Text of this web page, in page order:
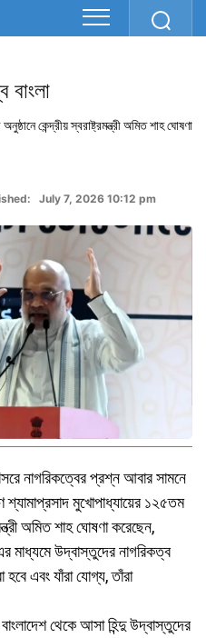
বাংলা
কেন্দ্রীয় স্বরাষ্ট্রমন্ত্রী অমিত শাহ ঘোষণা
July 7, 2026 10:12 pm
নাগরিকত্বের প্রশ্ন আবার সামনে
শ্যামাপ্রসাদ মুখোপাধ্যায়ের ১২৫তম
অমিত শাহ ঘোষণা করেছেন,
উদ্বাস্তুদের নাগরিকত্ব
এবং যাঁরা যোগ্য, তাঁরা
থেকে আসা হিন্দু উদ্বাস্তুদের